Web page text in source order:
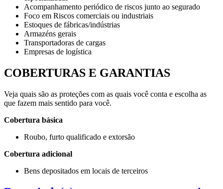
Acompanhamento periódico de riscos junto ao segurado
Foco em Riscos comerciais ou industriais
Estoques de fábricas/indústrias
Armazéns gerais
Transportadoras de cargas
Empresas de logística
COBERTURAS E GARANTIAS
Veja quais são as proteções com as quais você conta e escolha as
que fazem mais sentido para você.
Cobertura básica
Roubo, furto qualificado e extorsão
Cobertura adicional
Bens depositados em locais de terceiros